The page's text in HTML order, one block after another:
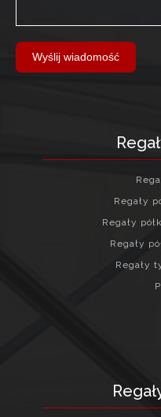
Wyślij wiadomość
Regały
Regały
Regały
Regały